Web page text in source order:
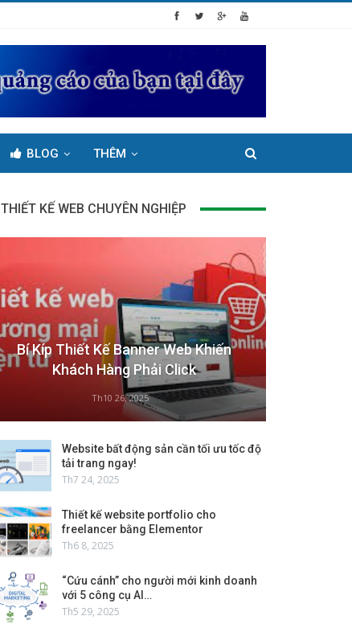
BLOG THÊM
THIẾT KẾ WEB CHUYÊN NGHIỆP
Bí Kíp Thiết Kế Banner Web Khiến
Khách Hàng Phải Click
Th10 26, 2025
Website bất động sản cần tối ưu tốc độ
tải trang ngay!
Th7 24, 2025
Thiết kế website portfolio cho
freelancer bằng Elementor
Th6 8, 2025
“Cứu cánh” cho người mới kinh doanh
với 5 công cụ AI…
Th5 29, 2025